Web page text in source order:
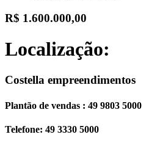
R$ 1.600.000,00
Localização:
Costella empreendimentos
Plantão de vendas : 49 9803 5000
Telefone: 49 3330 5000